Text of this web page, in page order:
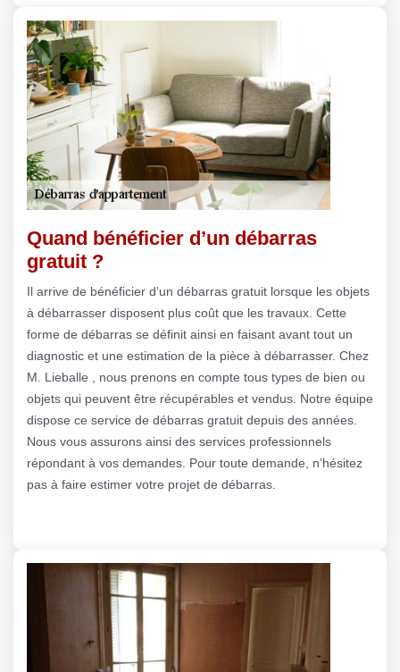
Quand bénéficier d’un débarras
gratuit ?
Il arrive de bénéficier d’un débarras gratuit lorsque les objets
à débarrasser disposent plus coût que les travaux. Cette
forme de débarras se définit ainsi en faisant avant tout un
diagnostic et une estimation de la pièce à débarrasser. Chez
M. Lieballe , nous prenons en compte tous types de bien ou
objets qui peuvent être récupérables et vendus. Notre équipe
dispose ce service de débarras gratuit depuis des années.
Nous vous assurons ainsi des services professionnels
répondant à vos demandes. Pour toute demande, n’hésitez
pas à faire estimer votre projet de débarras.